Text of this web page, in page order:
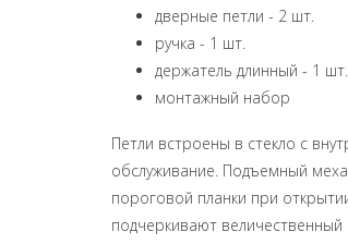
дверные петли - 2 шт.
ручка - 1 шт.
держатель длинный - 1 шт.
монтажный набор
Петли встроены в стекло с
обслуживание. Подъемный
пороговой планки при
подчеркивают величественный